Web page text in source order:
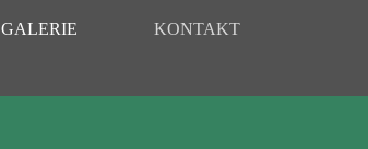
GALERIE
KONTAKT